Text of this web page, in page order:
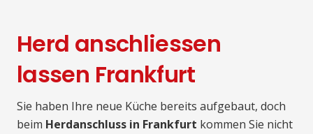
Herd anschliessen
lassen Frankfurt
Sie haben Ihre neue Küche bereits aufgebaut, doch
beim Herdanschluss in Frankfurt kommen Sie nicht